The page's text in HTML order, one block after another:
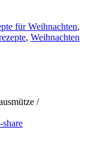
für Weihnachten,
, Weihnachten
/